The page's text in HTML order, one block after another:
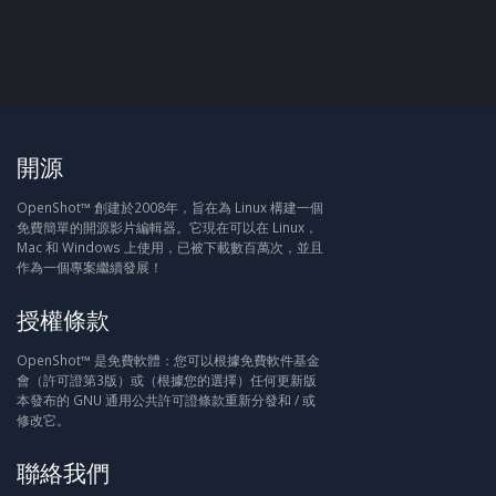
開源
OpenShot™ 創建於2008年，旨在為 Linux 構建一個
免費簡單的開源影片編輯器。它現在可以在 Linux，
Mac 和 Windows 上使用，已被下載數百萬次，並且
作為一個專案繼續發展！
授權條款
OpenShot™ 是免費軟體：您可以根據免費軟件基金
會（許可證第3版）或（根據您的選擇）任何更新版
本發布的 GNU 通用公共許可證條款重新分發和 / 或
修改它。
聯絡我們